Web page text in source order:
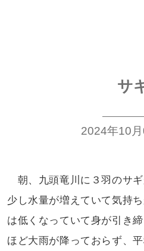
サ
2024年10
朝、九頭竜川に３羽のサ
少し水量が増えていて気持
は低く なっていて身が引き
ほど大雨が降っておらず、